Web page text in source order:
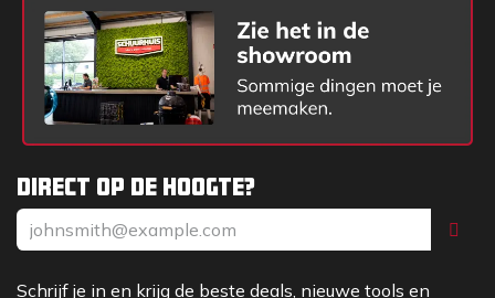
Direct op de hoogte?
Schrijf je in en krijg de beste deals, nieuwe tools en